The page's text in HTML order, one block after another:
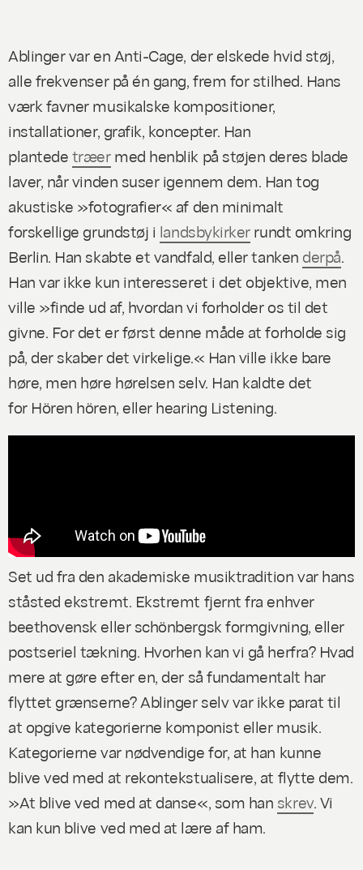
Ablinger var en Anti-Cage, der elskede hvid støj,
alle frekvenser på én gang, frem for stilhed. Hans
værk favner musikalske kompositioner,
installationer, grafik, koncepter. Han
plantedetræermed henblik på støjen deres blade
laver, når vinden suser igennem dem. Han tog
akustiske »fotografier« af den minimalt
forskellige grundstøj i landsbykirkerrundt omkring
Berlin. Han skabte et vandfald, eller tanken derpå.
Han var ikke kun interesseret i det objektive, men
ville »finde ud af, hvordan vi forholder os til det
givne. For det er først denne måde at forholde sig
på, der skaber det virkelige.« Han ville ikke bare
høre, men høre hørelsen selv. Han kaldte det
for Hören hören, ellerhearing Listening.
Set ud fra den akademiske musiktradition var hans
ståsted ekstremt. Ekstremt fjernt fra enhver
beethovensk eller schönbergsk formgivning, eller
postseriel tækning. Hvorhen kan vi gå herfra? Hvad
mere at gøre efter en, der så fundamentalt har
flyttet grænserne? Ablinger selv var ikke parat til
at opgive kategorierne komponist eller musik.
Kategorierne var nødvendige for, at han kunne
blive ved med at rekontekstualisere, at flytte dem.
»At blive ved med at danse«, som han skrev. Vi
kan kun blive ved med at lære af ham.